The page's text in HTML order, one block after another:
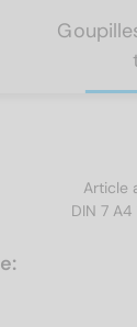
Article
DIN 7 A4